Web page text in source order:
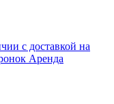
с доставкой на
Аренда